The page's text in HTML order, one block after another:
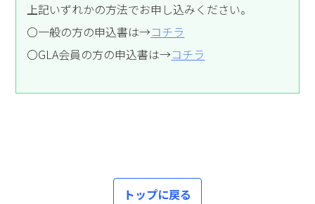
上記いずれかの方法でお申し込みください。
〇一般の方の申込書は→コチラ
〇GLA会員の方の申込書は→コチラ
トップに戻る